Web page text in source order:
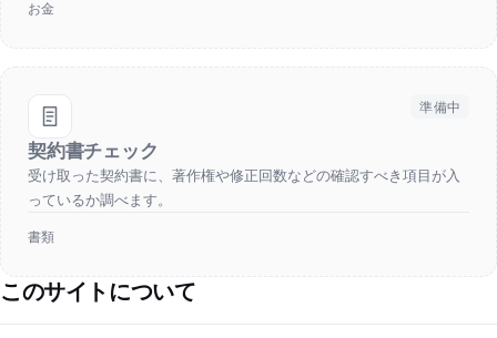
お金
準備中
契約書チェック
受け取った契約書に、著作権や修正回数などの確認すべき項目が入
っているか調べます。
書類
このサイトについて